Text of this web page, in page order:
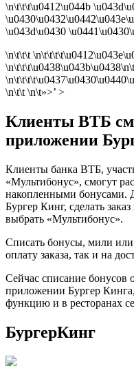
\n\t\t\t\u0412\u044b
\u043d\u0430
\n\t\t\t
\n\t\t \n\t»>’ >
Клиенты ВТБ
приложении
Клиенты банка ВТБ,
«Мультибонус», смогут
накопленными бонусами.
Бургер Кинг, сделать
выбрать «Мультибонус».
Списать бонусы, мили
оплату заказа, так и на
Сейчас списание бонусов
приложении Бургер
функцию и в ресторанах
БургерКинг